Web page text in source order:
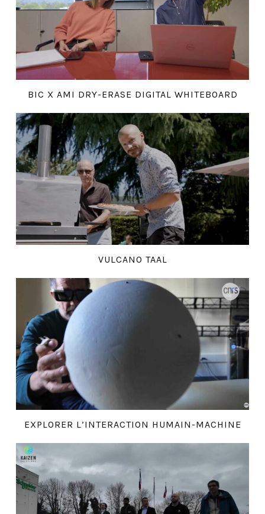
BIC X AMI DRY-ERASE DIGITAL WHITEBOARD
VULCANO TAAL
EXPLORER L’INTERACTION HUMAIN-MACHINE